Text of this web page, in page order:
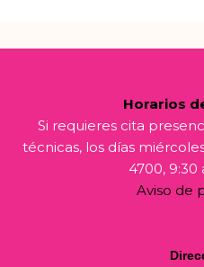
Horarios
Si requieres cita
técnicas, los días
4700, 9:30
Aviso de